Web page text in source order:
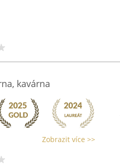
kavárna
Zobrazit více >>